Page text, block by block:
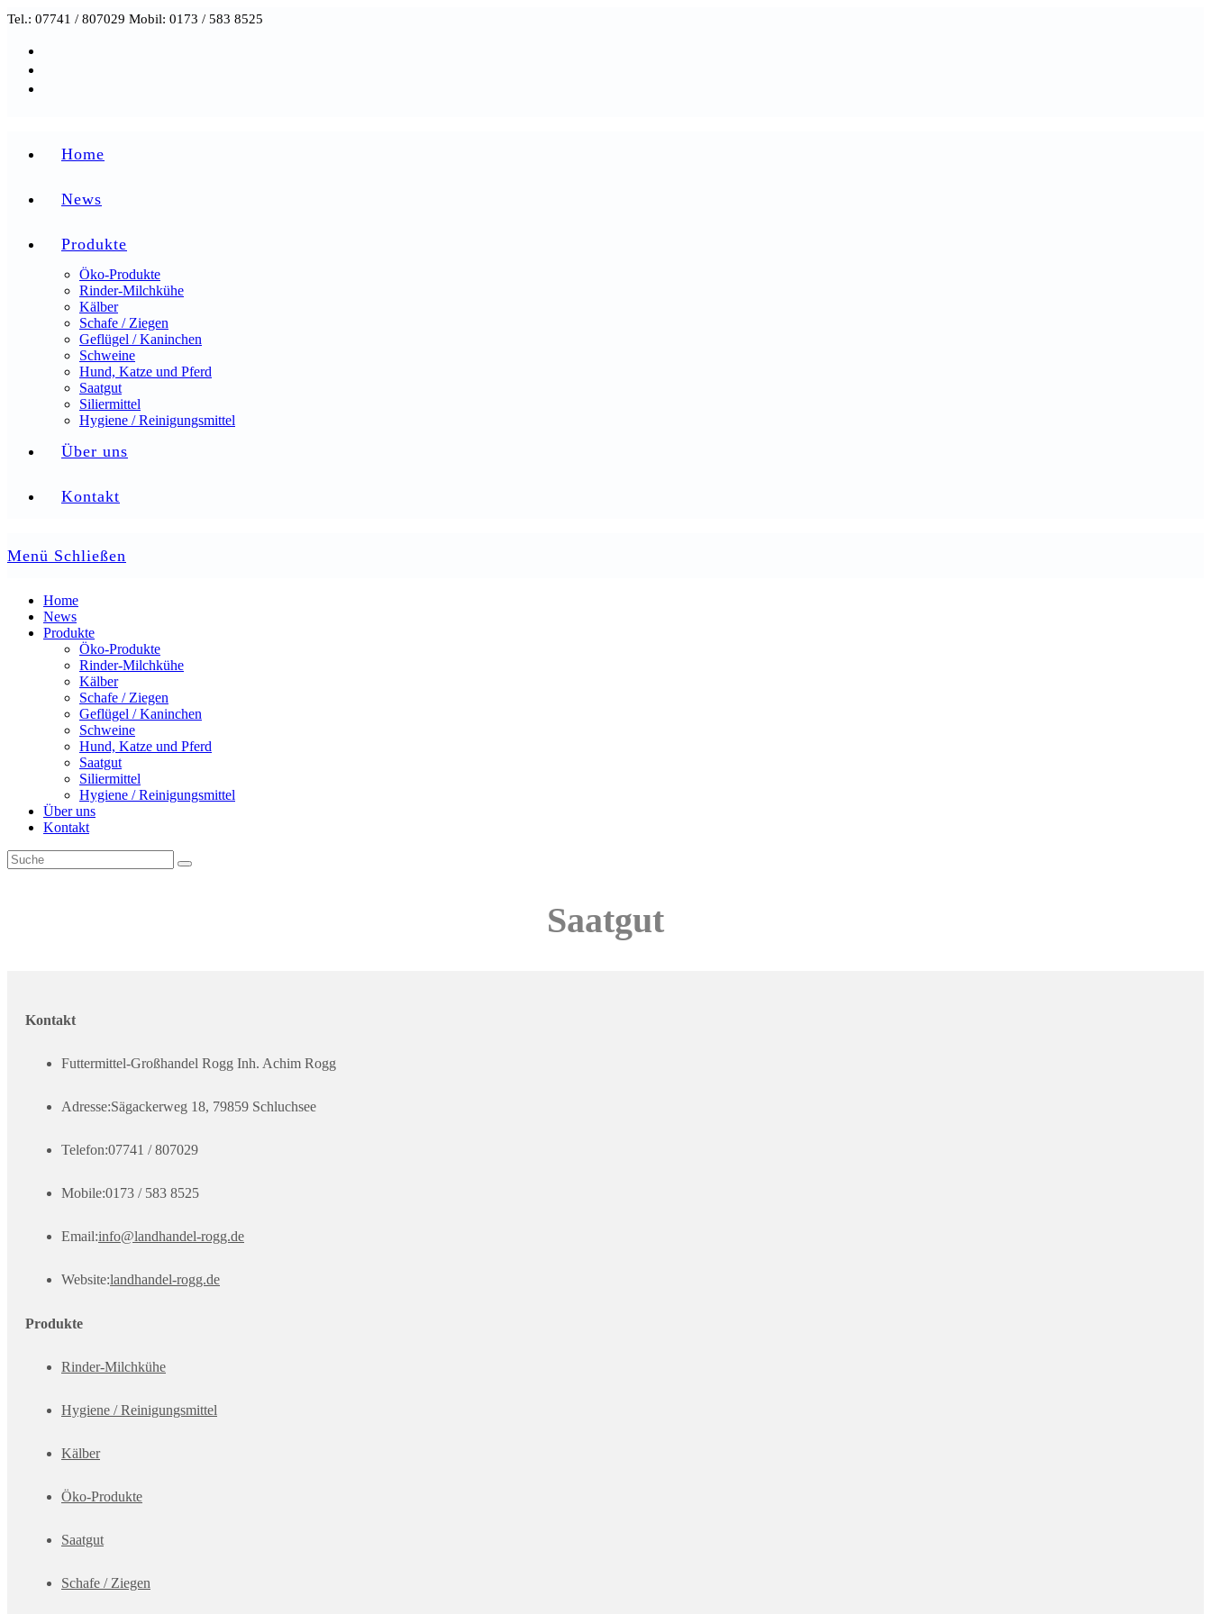
Zum
springen
Tel.: 07741 / 807029 Mobil: 0173 / 583 8525
Home
News
Produkte
Öko-Produkte
Rinder-Milchkühe
Kälber
Schafe / Ziegen
Geflügel / Kaninchen
Schweine
Hund, Katze und Pferd
Saatgut
Siliermittel
Hygiene / Reinigungsmittel
Über uns
Kontakt
Menü Schließen
Home
News
Produkte
Öko-Produkte
Rinder-Milchkühe
Kälber
Schafe / Ziegen
Geflügel / Kaninchen
Schweine
Hund, Katze und Pferd
Saatgut
Siliermittel
Hygiene / Reinigungsmittel
Über uns
Kontakt
Saatgut
Kontakt
Futtermittel-Großhandel Rogg Inh. Achim Rogg
Adresse:Sägackerweg 18, 79859 Schluchsee
Telefon:07741 / 807029
Mobile:0173 / 583 8525
Email:info@landhandel-rogg.deOpens
Website:landhandel-rogg.de
Produkte
Rinder-Milchkühe
Hygiene / Reinigungsmittel
Kälber
Öko-Produkte
Saatgut
Schafe / Ziegen